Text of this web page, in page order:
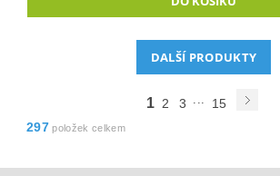
DALŠÍ PRODUKTY
1 2 3 ...
15
297 položek celkem